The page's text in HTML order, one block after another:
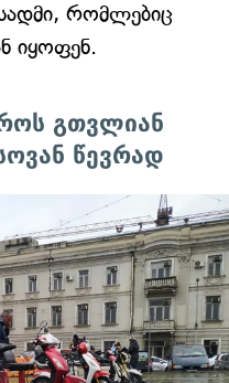
რომლებიც
იყოფენ.
გთვლიან
წევრად